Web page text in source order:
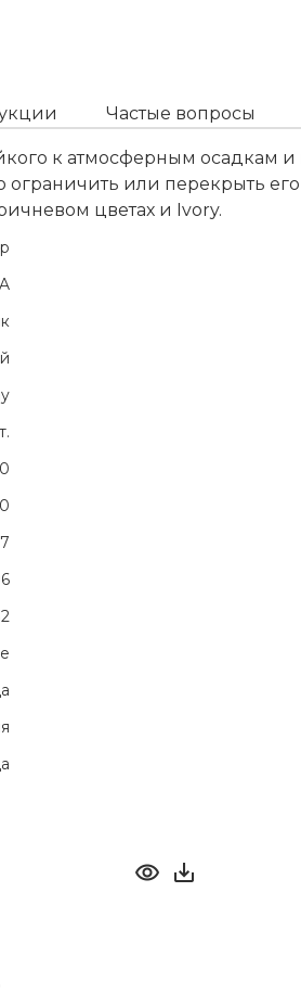
Частые вопросы
к атмосферным
или перекрыть
цветах и Ivory.